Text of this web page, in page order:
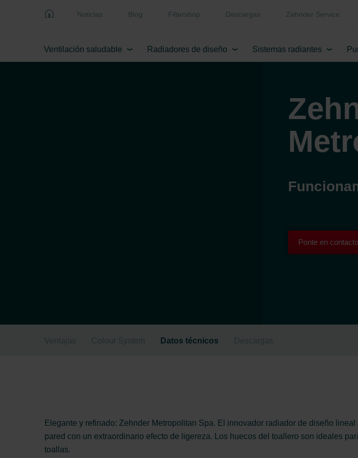
Noticias Blog Filtershop Descargas Zehnder Service
Ventilación saludable Radiadores de diseño Sistemas radiantes
Ponte en contacto
Ventajas Colour System Datos técnicos Descargas
Elegante y refinado: Zehnder Metropolitan Spa. El innovador radiador de diseño
pared con un extraordinario efecto de ligereza. Los huecos del toallero son ideales
toallas.